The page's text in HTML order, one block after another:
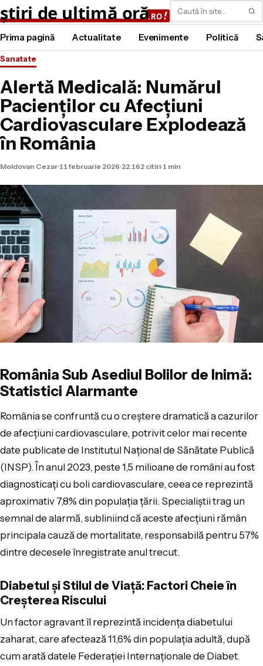
Caută
Prima pagină Actualitate Evenimente Politică
Sanatate
Alertă Medicală: Numărul
Pacienților cu Afecțiuni
Cardiovasculare Explodează
în România
Moldovan Cezar 11 februarie 2026 22.162 citiri 1 min
România Sub Asediul Bolilor de Inimă:
Statistici Alarmante
România se confruntă cu o creștere dramatică a cazurilor
de afecțiuni cardiovasculare, potrivit celor mai recente
date publicate de Institutul Național de Sănătate Publică
(INSP). În anul 2023, peste 1,5 milioane de români au fost
diagnosticați cu boli cardiovasculare, ceea ce reprezintă
aproximativ 7,8% din populația țării. Specialiștii trag un
semnal de alarmă, subliniind că aceste afecțiuni rămân
principala cauză de mortalitate, responsabilă pentru 57%
dintre decesele înregistrate anul trecut.
Diabetul și Stilul de Viață: Factori Cheie în
Creșterea Riscului
Un factor agravant îl reprezintă incidența diabetului
zaharat, care afectează 11,6% din populația adultă, după
cum arată datele Federației Internaționale de Diabet.